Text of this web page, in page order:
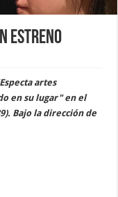
estreno
artes
en su lugar" en el
Bajo la dirección de